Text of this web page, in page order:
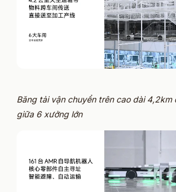
Băng tải vận chuyển trên cao dài 4,2km
giữa 6 xưởng lớn